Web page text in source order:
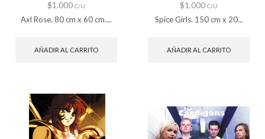
$1.000 C/U
Axl Rose. 80 cm x 60 cm....
AÑADIR AL CARRITO
$1.000 C/U
Spice Girls. 150 cm x 20...
AÑADIR AL CARRITO